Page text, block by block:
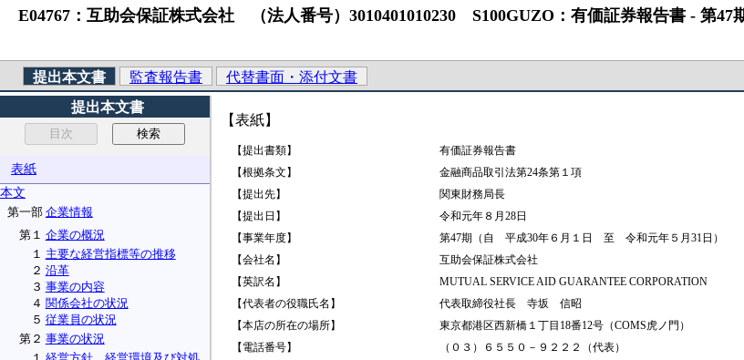
E04767：互助会保証株式会社 （法人番号）3010401010230 S100GUZO：有価証券報告書 ‐ 第47期
提出本文書 監査報告書
代替書面・添付文書
提出本文書